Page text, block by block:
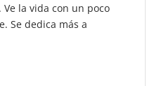
la vida con un poco
Se dedica más a